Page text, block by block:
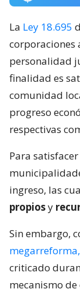
La Ley 18.695
corporaciones
personalidad
finalidad es
comunidad
progreso
respectivas
Para
ingreso, las
propiosy
Sin embargo,
megarreforma,
criticado
mecanismo